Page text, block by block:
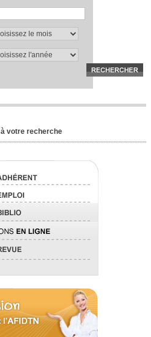
votre recherche